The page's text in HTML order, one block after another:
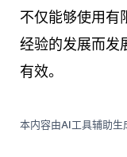
不仅能够使用有
经验的发展而发
有效。
本内容由AI工具辅助生